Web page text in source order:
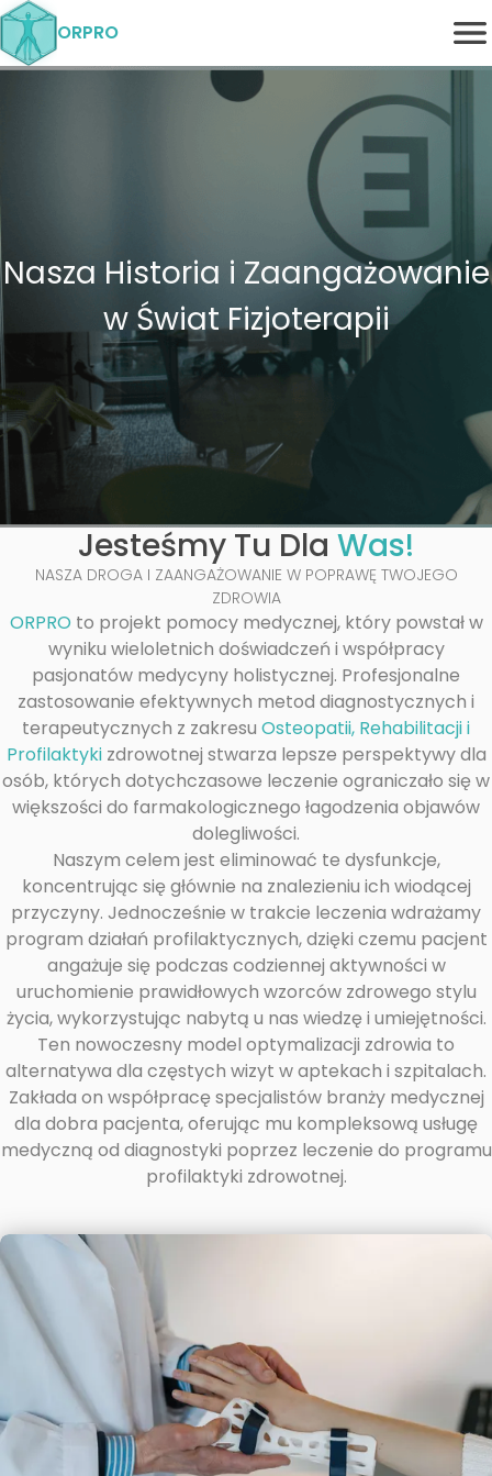
ORPRO
Nasza Historia i Zaangażowanie
w Świat Fizjoterapii
Jesteśmy Tu Dla Was!
NASZA DROGA I ZAANGAŻOWANIE W POPRAWĘ TWOJEGO
ZDROWIA
ORPRO to projekt pomocy medycznej, który powstał w
wyniku wieloletnich doświadczeń i współpracy
pasjonatów medycyny holistycznej. Profesjonalne
zastosowanie efektywnych metod diagnostycznych i
terapeutycznych z zakresu Osteopatii, Rehabilitacji i
Profilaktykizdrowotnej stwarza lepsze perspektywy dla
osób, których dotychczasowe leczenie ograniczało się w
większości do farmakologicznego łagodzenia objawów
dolegliwości.
Naszym celem jest eliminować te dysfunkcje,
koncentrując się głównie na znalezieniu ich wiodącej
przyczyny. Jednocześnie w trakcie leczenia wdrażamy
program działań profilaktycznych, dzięki czemu pacjent
angażuje się podczas codziennej aktywności w
uruchomienie prawidłowych wzorców zdrowego stylu
życia, wykorzystując nabytą u nas wiedzę i umiejętności.
Ten nowoczesny model optymalizacji zdrowia to
alternatywa dla częstych wizyt w aptekach i szpitalach.
Zakłada on współpracę specjalistów branży medycznej
dla dobra pacjenta, oferując mu kompleksową usługę
medyczną od diagnostyki poprzez leczenie do programu
profilaktyki zdrowotnej.